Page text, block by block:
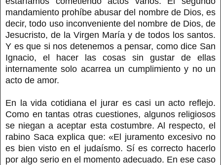
mandamiento prohíbe abusar del nombre de Dios, es
decir, todo uso inconveniente del nombre de Dios, de
Jesucristo, de la Virgen María y de todos los santos.
Y es que si nos detenemos a pensar, como dice San
Ignacio, el hacer las cosas sin gustar de ellas
internamente solo acarrea un cumplimiento y no un
acto de amor.
En la vida cotidiana el jurar es casi un acto reflejo.
Como en tantas otras cuestiones, algunos religiosos
se niegan a aceptar esta costumbre. Al respecto, el
rabino Saca explica que: «El juramento excesivo no
es bien visto en el judaísmo. Sí es correcto hacerlo
por algo serio en el momento adecuado. En ese caso